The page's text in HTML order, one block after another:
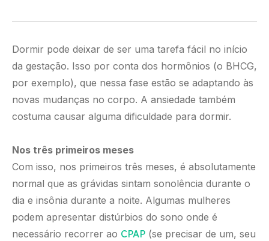
Dormir pode deixar de ser uma tarefa fácil no início
da gestação. Isso por conta dos hormônios (o BHCG,
por exemplo), que nessa fase estão se adaptando às
novas mudanças no corpo. A ansiedade também
costuma causar alguma dificuldade para dormir.
Nos três primeiros meses
Com isso, nos primeiros três meses, é absolutamente
normal que as grávidas sintam sonolência durante o
dia e insônia durante a noite. Algumas mulheres
podem apresentar distúrbios do sono onde é
necessário recorrer ao CPAP (se precisar de um, seu